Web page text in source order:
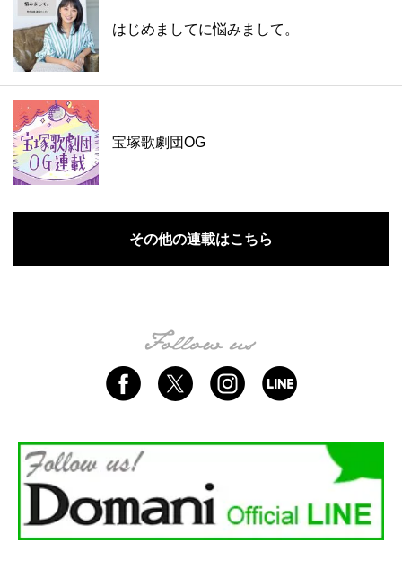
はじめましてに悩みまして。
宝塚歌劇団OG
その他の連載はこちら